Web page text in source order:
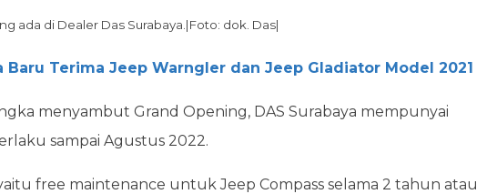
ada di Dealer Das Surabaya.|Foto: dok. Das|
Baru Terima Jeep Warngler dan Jeep Gladiator Model 2021
menyambut Grand Opening, DAS Surabaya mempunyai
sampai Agustus 2022.
free maintenance untuk Jeep Compass selama 2 tahun atau